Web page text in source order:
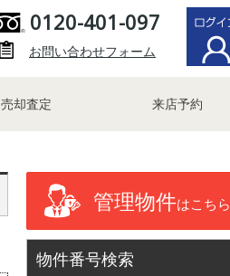
0120-401-097
お問い合わせフォーム
売却査定 来店予約
管理物件はこちら
物件番号検索